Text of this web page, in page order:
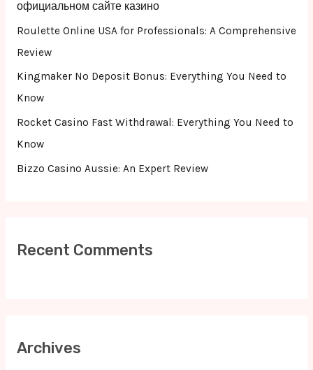
официальном сайте казино
Roulette Online USA for Professionals: A Comprehensive
Review
Kingmaker No Deposit Bonus: Everything You Need to
Know
Rocket Casino Fast Withdrawal: Everything You Need to
Know
Bizzo Casino Aussie: An Expert Review
Recent Comments
Archives